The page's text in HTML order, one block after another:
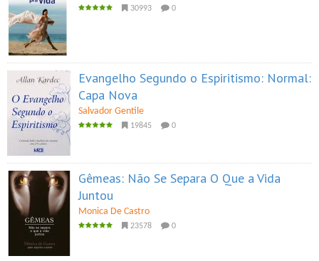
30993 0
Evangelho Segundo o Espiritismo: Normal:
Capa Nova
Salvador Gentile
19845 0
Gêmeas: Não Se Separa O Que a Vida
Juntou
Monica De Castro
23578 0